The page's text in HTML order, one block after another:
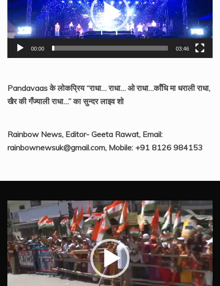
00:00 03:46
Pandavaas के लोकप्रिय “राधा… राधा… ओ राधा…काँधि मा धराली राधा,
खैर की गँज्याली राधा…” का सुन्दर लाइव शो
Rainbow News, Editor- Geeta Rawat, Email:
rainbownewsuk@gmail.com, Mobile: +91 8126 984153
Video
Player